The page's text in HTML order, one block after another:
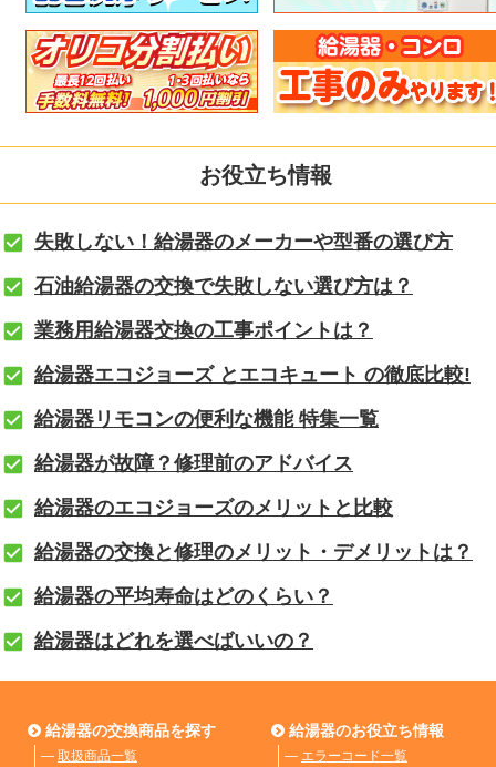
お役立ち情報
失敗しない！給湯器のメーカーや型番の選び方
石油給湯器の交換で失敗しない選び方は？
業務用給湯器交換の工事ポイントは？
給湯器エコジョーズ とエコキュート の徹底比較!
給湯器リモコンの便利な機能 特集一覧
給湯器が故障？修理前のアドバイス
給湯器のエコジョーズのメリットと比較
給湯器の交換と修理のメリット・デメリットは？
給湯器の平均寿命はどのくらい？
給湯器はどれを選べばいいの？
給湯器の交換商品を探す
― 取扱商品一覧
給湯器のお役立ち情報
― エラーコード一覧